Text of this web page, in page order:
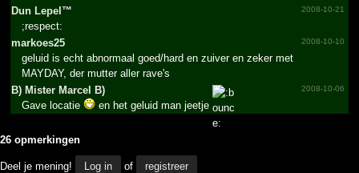
Dun Lepel™ 2008-10-21
;respect:
markoes25
2008-10-10
geluid is echt abnormaal goed/hard en zuiver en zeker met
MAYDAY, der mutter aller rave's
B) Mister Marcel B)
2008-10-06
Gave locatie en het geluid man jeetje
26 opmerkingen
Deel je mening! Log in of registreer